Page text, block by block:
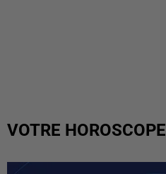
VOTRE HOROSCOPE